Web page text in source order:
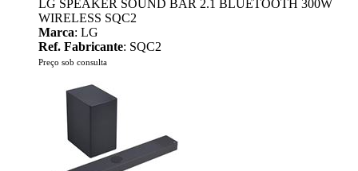
LG SPEAKER SOUND BAR 2.1 BLUETOOTH 300W
WIRELESS SQC2
Marca: LG
Ref. Fabricante: SQC2
Preço sob consulta